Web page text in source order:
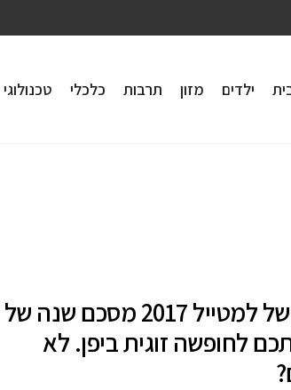
ילדים מזון תרבות כלכלי טכנולוגי
המצעד השנתי של למטייל 2017 מסכם שנה של
לחופשה זוגית ביפן. לא